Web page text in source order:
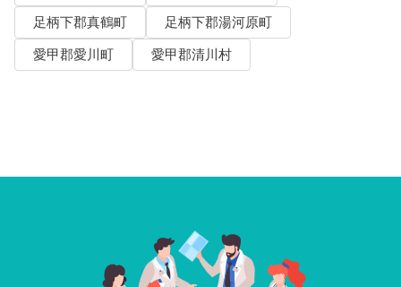
足柄下郡真鶴町
足柄下郡湯河原町
愛甲郡愛川町
愛甲郡清川村